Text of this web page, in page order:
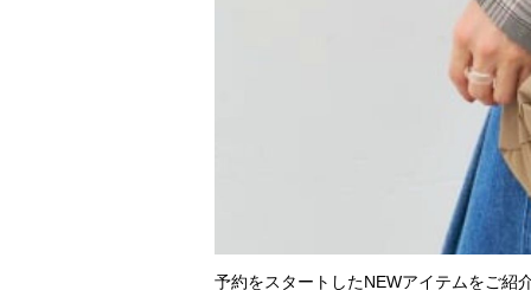
予約をスタートしたNEWアイテムをご紹